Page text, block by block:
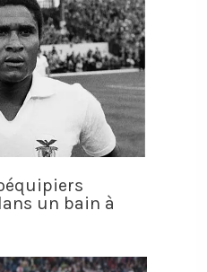
un bain à